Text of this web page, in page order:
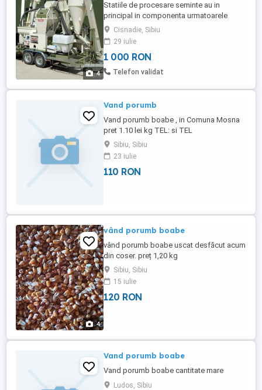
4
Statiile de procesare seminte au in
principal in componenta urmatoarele
echipamente: Echipament de alimentare
selector Snec special cu turatie redusa
Elevator cu cupe Selector de seminte
rotativ cu 3-4-5 site Echipament colectare
seminte conforme de sub selector si
Cisnadie, Sibiu
29 iulie
1 000 RON
Telefon validat
Vand porumb
Vand porumb boabe , in Comuna Mosna
pret 1.10 lei kg TEL: si TEL
Sibiu, Sibiu
23 iulie
110 RON
4
vând porumb boabe
vând porumb boabe uscat desfăcut acum
din coser. preț 1,20 kg
Sibiu, Sibiu
15 iulie
120 RON
Vand porumb boabe
Vand porumb boabe cantitate mare
Ludos, Sibiu